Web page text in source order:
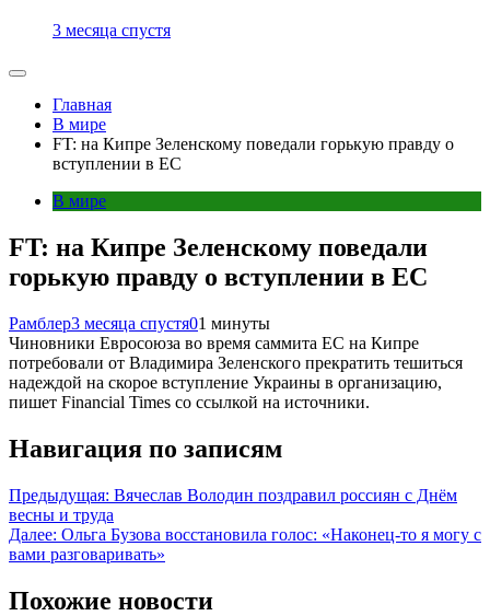
3 месяца спустя
Главная
В мире
FT: на Кипре Зеленскому поведали горькую правду о
вступлении в ЕС
В мире
FT: на Кипре Зеленскому поведали
горькую правду о вступлении в ЕС
Рамблер3 месяца спустя01 минуты
Чиновники Евросоюза во время саммита ЕС на Кипре
потребовали от Владимира Зеленского прекратить тешиться
надеждой на скорое вступление Украины в организацию,
пишет Financial Times со ссылкой на источники.
Навигация по записям
Предыдущая: Вячеслав Володин поздравил россиян с Днём
весны и труда
Далее: Ольга Бузова восстановила голос: «Наконец-то я могу с
вами разговаривать»
Похожие новости